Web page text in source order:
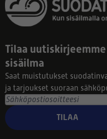
Tilaa
sisäilma
Saat muistutukset
ja tarjoukset suoraan
TILAA